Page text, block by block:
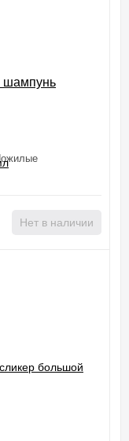
шампунь
Миниатюрные),
Нет в наличии